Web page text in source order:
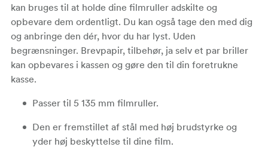
kan bruges til at holde dine filmruller adskilte og
opbevare dem ordentligt. Du kan også tage den med dig
og anbringe den dér, hvor du har lyst. Uden
begrænsninger. Brevpapir, tilbehør, ja selv et par briller
kan opbevares i kassen og gøre den til din foretrukne
kasse.
Passer til 5 135 mm filmruller.
Den er fremstillet af stål med høj brudstyrke og
yder høj beskyttelse til dine film.